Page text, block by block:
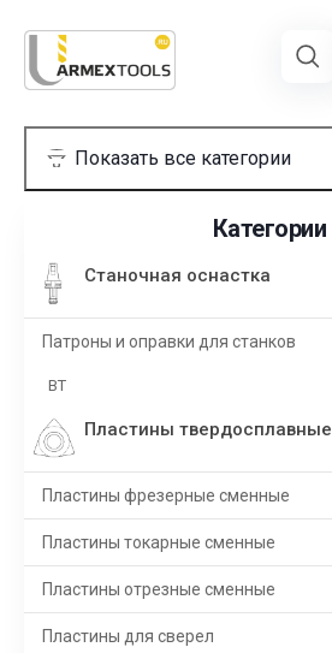
Категории
Станочная оснастка
Патроны и оправки для станков
BT
Пластины твердосплавные
Пластины фрезерные сменные
Пластины токарные сменные
Пластины отрезные сменные
Пластины для сверел